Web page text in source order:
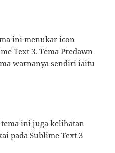
ini menukar icon
Text 3. Tema Predawn
warnanya sendiri iaitu
ini juga kelihatan
pada Sublime Text 3